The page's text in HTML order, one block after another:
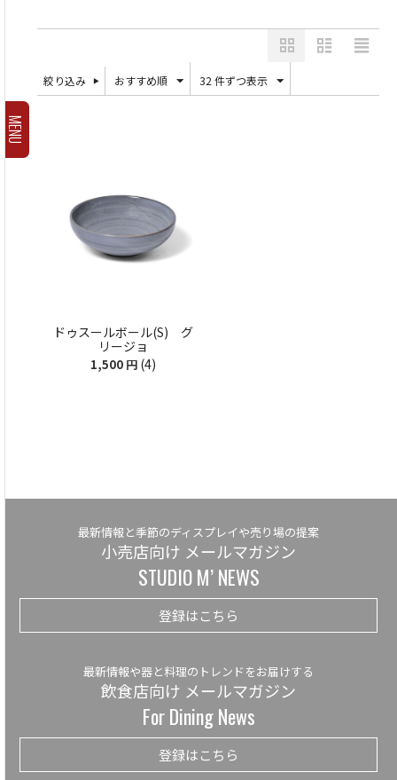
MENU
絞り込み おすすめ順 32 件ずつ表示
ドゥスールボール(S) グ
リージョ
1,500 円 (4)
最新情報と季節のディスプレイや売り場の提案
小売店向け メールマガジン
STUDIO M’ NEWS
登録はこちら
最新情報や器と料理のトレンドをお届けする
飲食店向け メールマガジン
For Dining News
登録はこちら